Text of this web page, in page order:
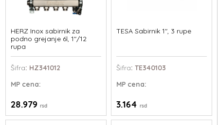
HERZ Inox sabirnik za
podno grejanje 6l, 1"/12
rupa
Šifra: HZ341012
MP cena:
28.979rsd
TESA Sabirnik 1", 3 rupe
Šifra: TE340103
MPcena:
3.164 rsd